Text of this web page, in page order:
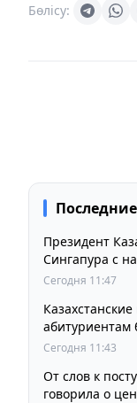
Бөлісу:
Президент
Сингапура с
Сегодня 11:47
абитуриентам
Сегодня 11:43
От слов к
говорила о